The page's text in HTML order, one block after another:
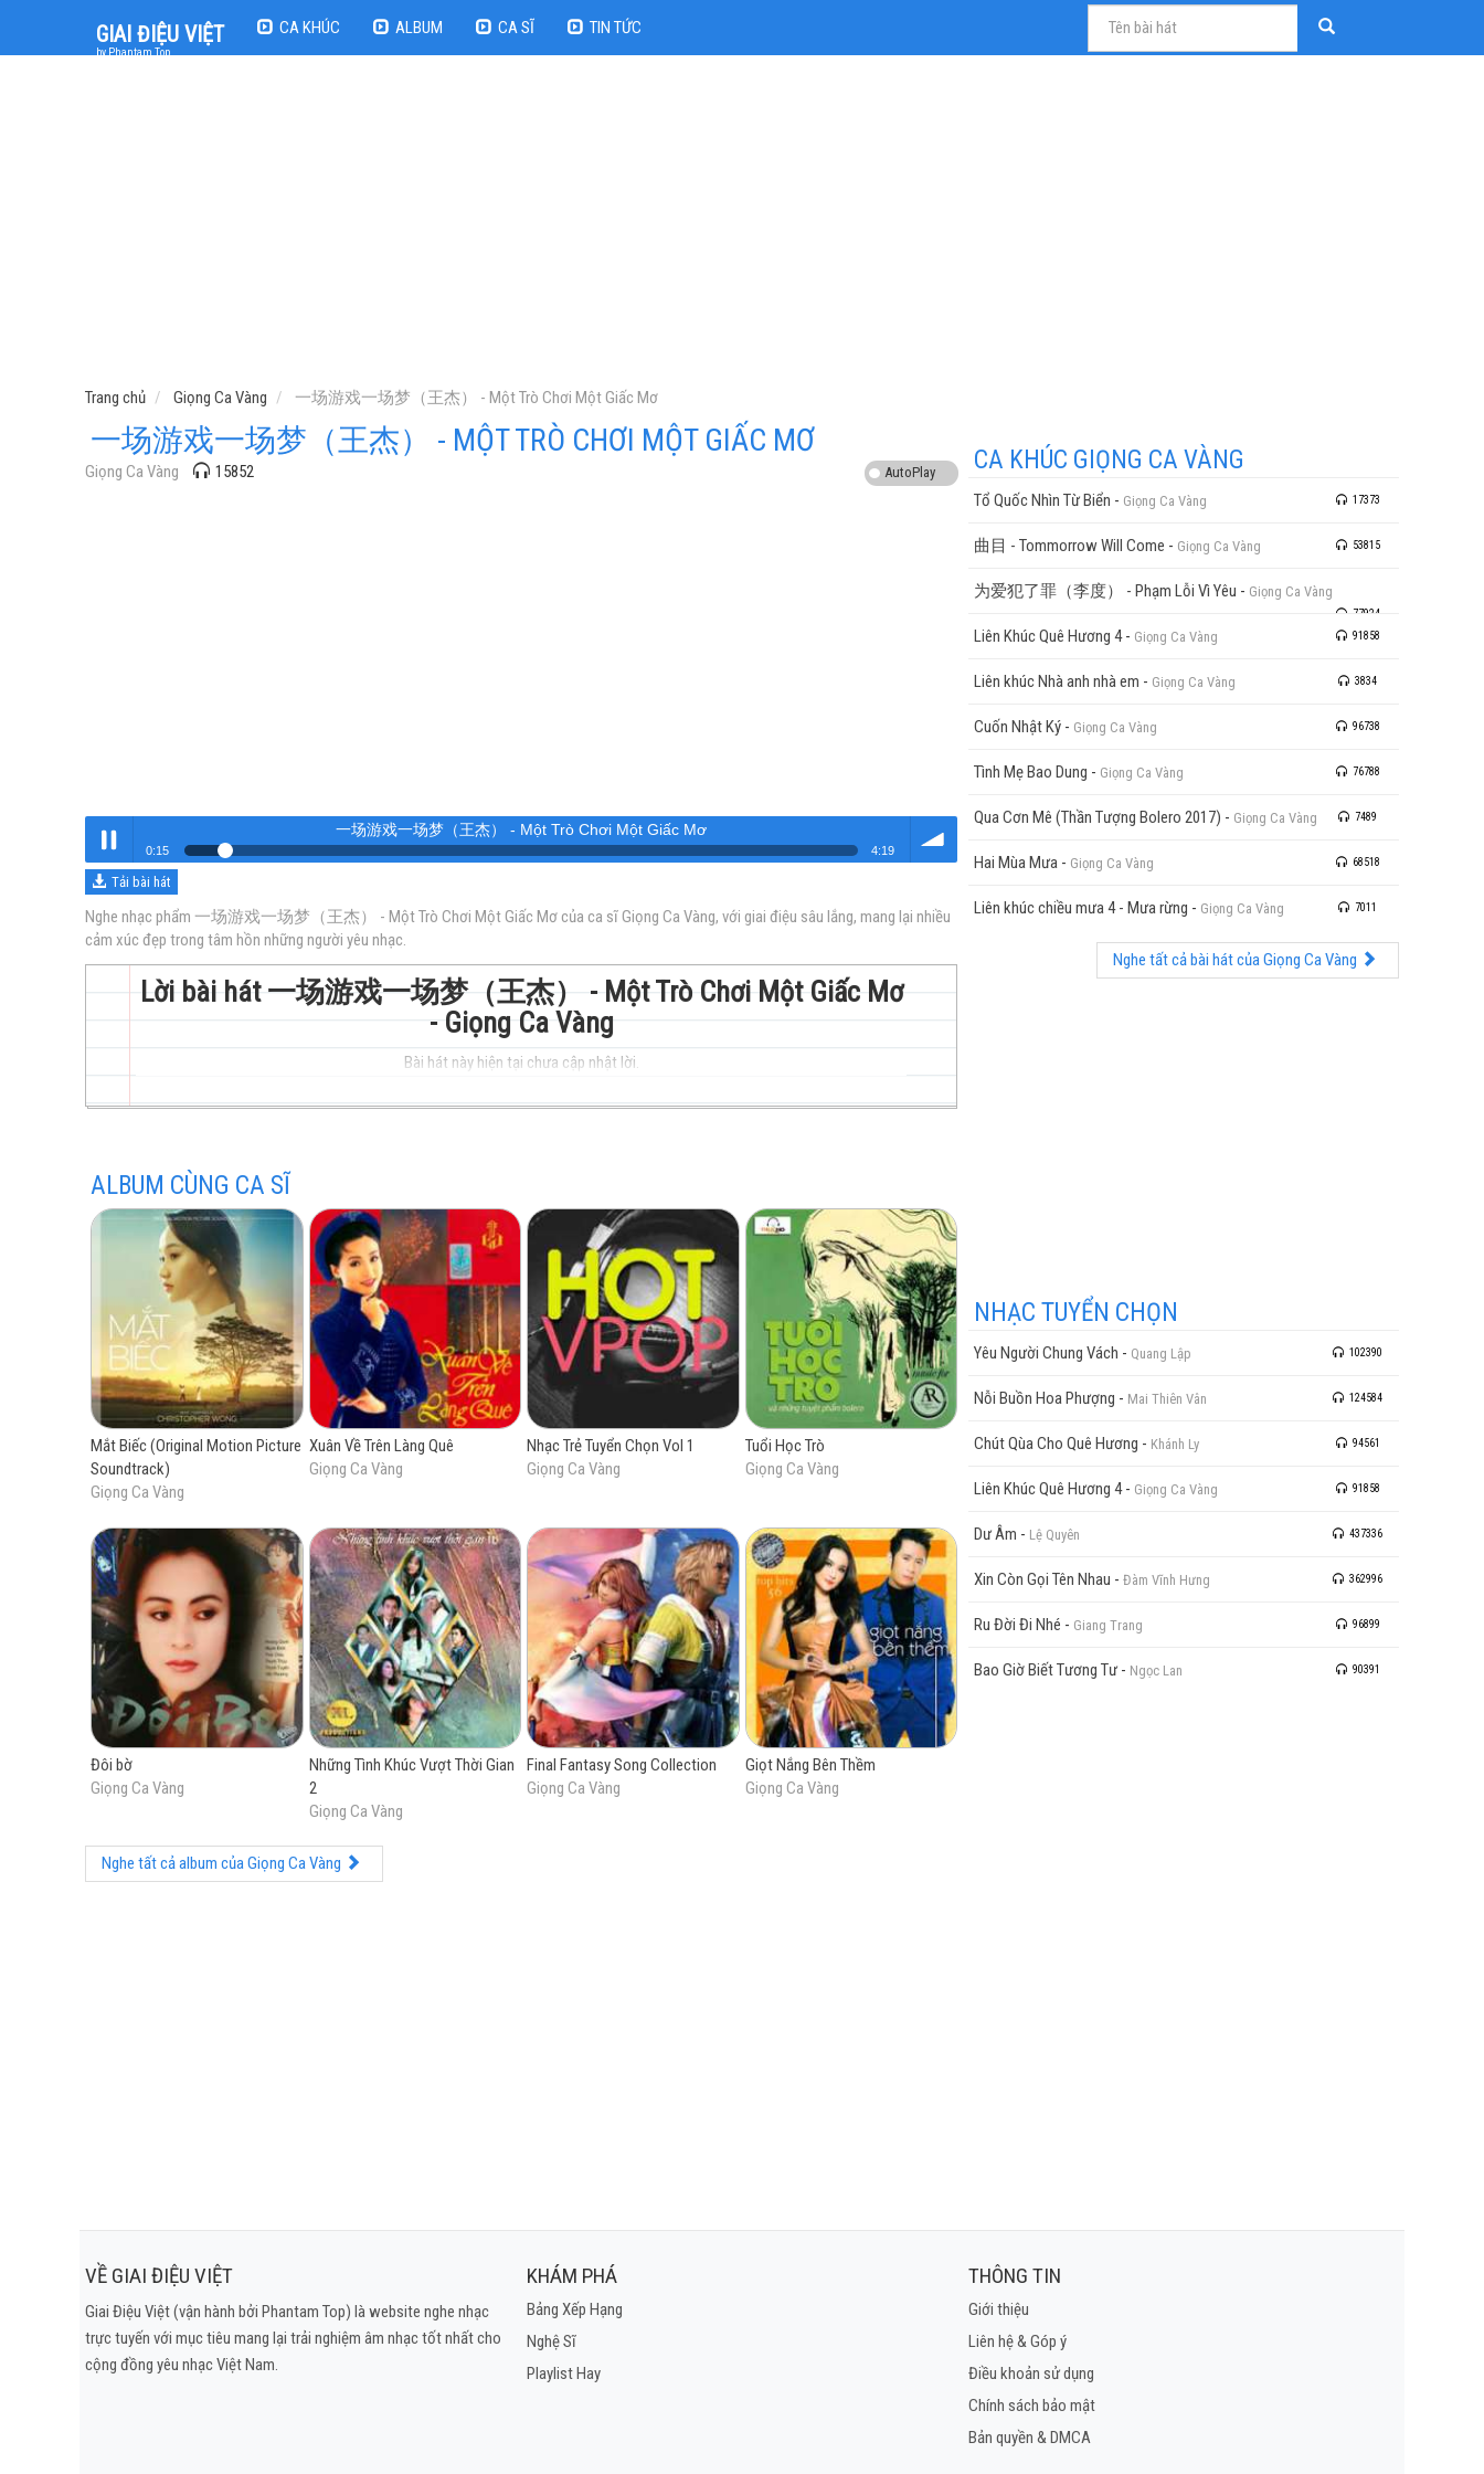
GIAI ĐIỆU VIỆT
by Phantam Top
CA KHÚC ALBUM CA SĨ TIN TỨC
Trang chủ Giọng Ca Vàng 一场游戏一场梦（王杰） - Một Trò Chơi Một Giấc Mơ
一场游戏一场梦（王杰） - MỘT TRÒ CHƠI MỘT GIẤC MƠ
Giọng Ca Vàng 15852
Nghe
hay
nhất
一场游戏一场梦（王杰） - Một Trò Chơi Một Giấc Mơ
0:16 4:19
cuộc
sống
一场游戏一场梦（王杰） - Một Trò Chơi Một Giấc Mơ
Tải bài hát
Nghe nhạc phẩm 一场游戏一场梦（王杰） - Một Trò Chơi Một Giấc Mơ của ca sĩ Giọng Ca Vàng, với giai điệu sâu lắng, mang lại nhiều
cảm xúc đẹp trong tâm hồn những người yêu nhạc.
Lời bài hát 一场游戏一场梦（王杰） - Một Trò Chơi Một Giấc Mơ
- Giọng Ca Vàng
Bài hát này hiện tại chưa cập nhật lời.
ALBUM CÙNG CA SĨ
Mắt Biếc (Original Motion Picture
Soundtrack)
Giọng Ca Vàng
Xuân Về Trên Làng Quê
Giọng Ca Vàng
Nhạc Trẻ Tuyển Chọn Vol 1
Giọng Ca Vàng
Tuổi Học Trò
Giọng Ca Vàng
Đôi bờ
Giọng Ca Vàng
Những Tình Khúc Vượt Thời Gian
2
Giọng Ca Vàng
Final Fantasy Song Collection
Giọng Ca Vàng
Giọt Nắng Bên Thềm
Giọng Ca Vàng
Nghe tất cả album của Giọng Ca Vàng
CA KHÚC GIỌNG CA VÀNG
Tổ Quốc Nhìn Từ Biển - Giọng Ca Vàng 17373
曲目 - Tommorrow Will Come - Giọng Ca Vàng 53815
为爱犯了罪（李度） - Phạm Lỗi Vì Yêu - Giọng Ca Vàng
77924
Liên Khúc Quê Hương 4- Giọng Ca Vàng 91858
Liên khúc Nhà anh nhà em - Giọng Ca Vàng 3834
Cuốn Nhật Ký - Giọng Ca Vàng 96738
Tình Mẹ Bao Dung - Giọng Ca Vàng 76788
Qua Cơn Mê (Thần Tượng Bolero 2017) - Giọng Ca Vàng 7489
Hai Mùa Mưa - Giọng Ca Vàng 68518
Liên khúc chiều mưa 4 - Mưa rừng - Giọng Ca Vàng 7011
Nghe tất cả bài hát của Giọng Ca Vàng
NHẠC TUYỂN CHỌN
Yêu Người Chung Vách - Quang Lập 102390
Nỗi Buồn Hoa Phượng - Mai Thiên Vân 124584
Chút Qùa Cho Quê Hương - Khánh Ly 94561
Liên Khúc Quê Hương 4- Giọng Ca Vàng 91858
Dư Âm - Lệ Quyên 437336
Xin Còn Gọi Tên Nhau - Đàm Vĩnh Hưng 362996
Ru Đời Đi Nhé - Giang Trang 96899
Bao Giờ Biết Tương Tư - Ngọc Lan 90391
VỀ GIAI ĐIỆU VIỆT
Giai Điệu Việt (vận hành bởi Phantam Top) là website nghe nhạc
trực tuyến với mục tiêu mang lại trải nghiệm âm nhạc tốt nhất cho
cộng đồng yêu nhạc Việt Nam.
KHÁM PHÁ
Bảng Xếp Hạng
Nghệ Sĩ
Playlist Hay
THÔNG TIN
Giới thiệu
Liên hệ & Góp ý
Điều khoản sử dụng
Chính sách bảo mật
Bản quyền & DMCA